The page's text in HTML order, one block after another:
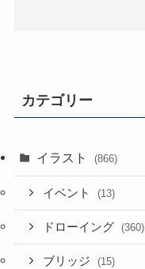
カテゴリー
イラスト (866)
イベント (13)
ドローイング (360)
ブリッジ (15)